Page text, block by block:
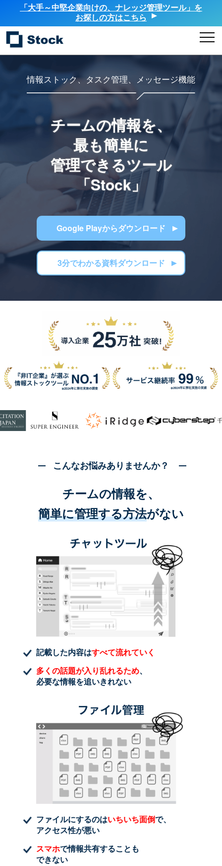
「大手～中堅企業向けの、ナレッジ管理ツール」を
お探しの方はこちら
情報ストック、タスク管理、メッセージ機能
チームの情報を、
最も簡単に
管理できるツール
「Stock」
Google Playからダウンロード
3分でわかる資料ダウンロード
こんなお悩みありませんか？
チームの情報を、
簡単に管理する方法がない
記載した内容はすべて流れていく
多くの話題が入り乱れるため、
必要な情報を追いきれない
ファイルにするのはいちいち面倒で、
アクセス性が悪い
スマホで情報共有することも
できない